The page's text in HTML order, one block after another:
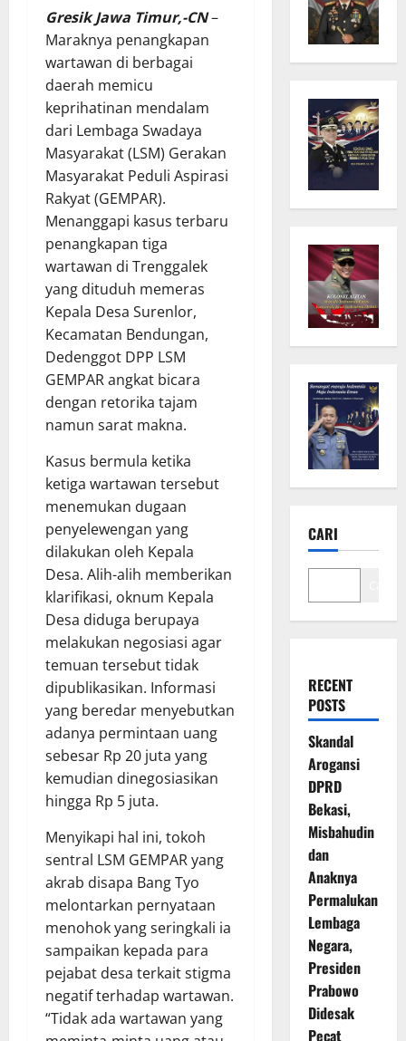
Gresik Jawa Timur,-CN–
Maraknya penangkapan
wartawan di berbagai
daerah memicu
keprihatinan mendalam
dari Lembaga Swadaya
Masyarakat (LSM) Gerakan
Masyarakat Peduli Aspirasi
Rakyat (GEMPAR).
Menanggapi kasus terbaru
penangkapan tiga
wartawan di Trenggalek
yang dituduh memeras
Kepala Desa Surenlor,
Kecamatan Bendungan,
Dedenggot DPP LSM
GEMPAR angkat bicara
dengan retorika tajam
namun sarat makna.
Kasus bermula ketika
ketiga wartawan tersebut
menemukan dugaan
penyelewengan yang
dilakukan oleh Kepala
Desa. Alih-alih memberikan
klarifikasi, oknum Kepala
Desa diduga berupaya
melakukan negosiasi agar
temuan tersebut tidak
dipublikasikan. Informasi
yang beredar menyebutkan
adanya permintaan uang
sebesar Rp 20 juta yang
kemudian dinegosiasikan
hingga Rp 5 juta.
Menyikapi hal ini, tokoh
sentral LSM GEMPAR yang
akrab disapa Bang Tyo
melontarkan pernyataan
menohok yang seringkali ia
sampaikan kepada para
pejabat desa terkait stigma
negatif terhadap wartawan.
“Tidak ada wartawan yang
CARI
RECENT
POSTS
Skandal
Arogansi
DPRD
Bekasi,
Misbahudin
dan
Anaknya
Permalukan
Lembaga
Negara,
Presiden
Prabowo
Didesak
Pecat